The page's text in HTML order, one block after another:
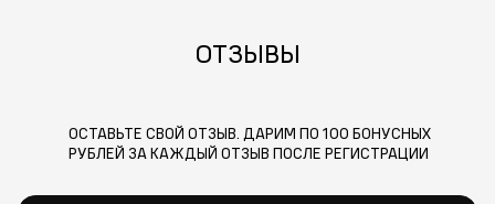
ОТЗЫВЫ
ОСТАВЬТЕ СВОЙ ОТЗЫВ. ДАРИМ ПО 100 БОНУСНЫХ
РУБЛЕЙ ЗА КАЖДЫЙ ОТЗЫВ ПОСЛЕ РЕГИСТРАЦИИ